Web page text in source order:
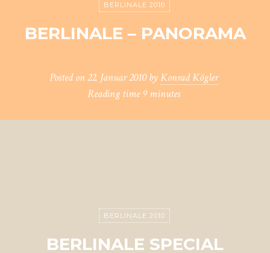
BERLINALE 2010
BERLINALE – PANORAMA
Posted on22. Januar 2010 byKonrad Kögler
Reading time9 minutes
BERLINALE 2010
BERLINALE SPECIAL